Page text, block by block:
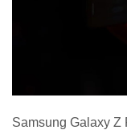
Samsung Galaxy Z